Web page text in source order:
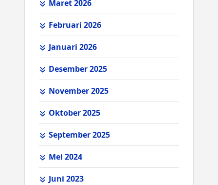
Maret 2026
Februari 2026
Januari 2026
Desember 2025
November 2025
Oktober 2025
September 2025
Mei 2024
Juni 2023